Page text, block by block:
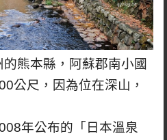
熊本縣，阿蘇郡南小國
公尺，因為位在深山，
年公布的「日本溫泉